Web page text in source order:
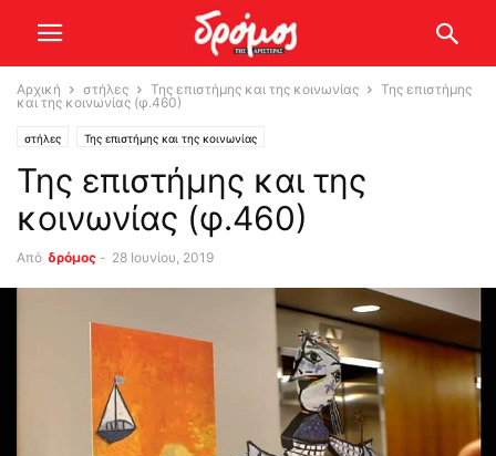
Αρχική στήλες Της επιστήμης και της κοινωνίας
Της επιστήμης
και της κοινωνίας (φ.460)
στήλες Της επιστήμης και της κοινωνίας
Της επιστήμης και της
κοινωνίας (φ.460)
Από δρόμος - 28 Ιουνίου, 2019